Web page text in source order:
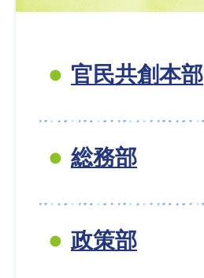
官民共創本部
総務部
政策部